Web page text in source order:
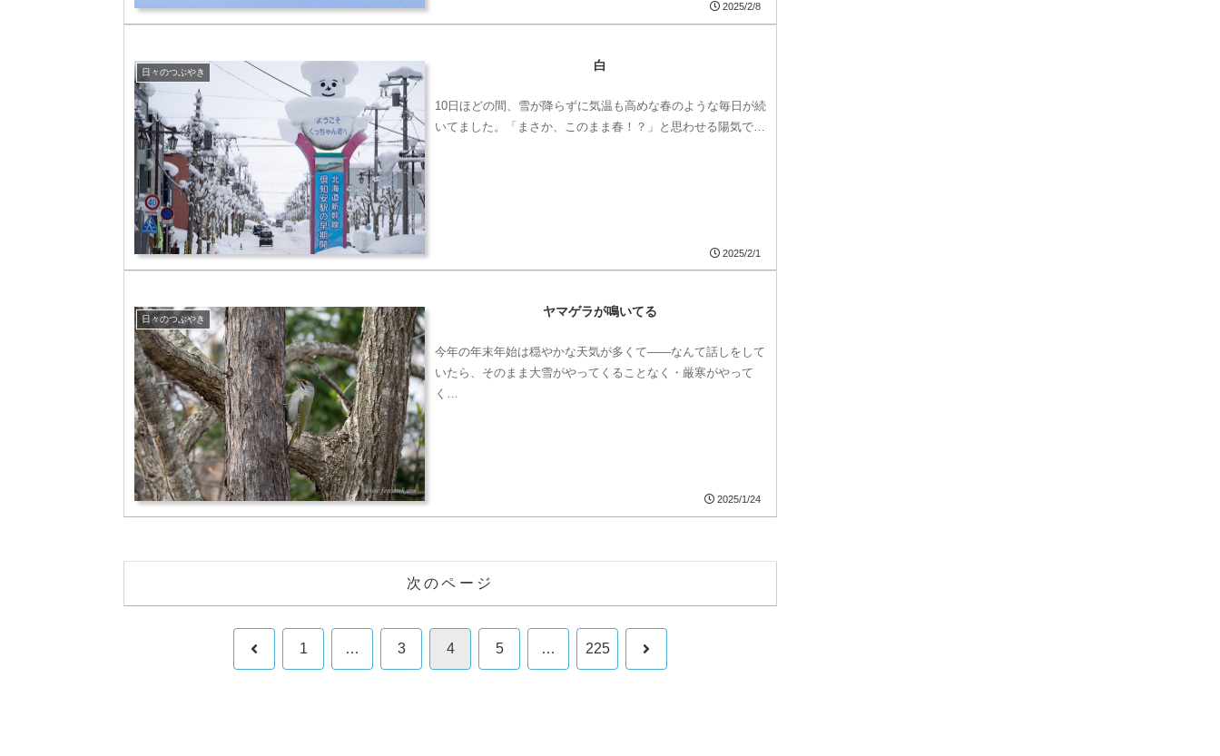
2025/2/8
日々のつぶやき 白
10日ほどの間、雪が降らずに気温も高めな春のような毎日が続
いてました。「まさか、このまま春！？」と思わせる陽気で…
2025/2/1
日々のつぶやき ヤマゲラが鳴いてる
今年の年末年始は穏やかな天気が多くて――なんて話しをして
いたら、そのまま大雪がやってくることなく・厳寒がやって
く…
2025/1/24
次のページ
前 1 … 3 4 5 … 225 次